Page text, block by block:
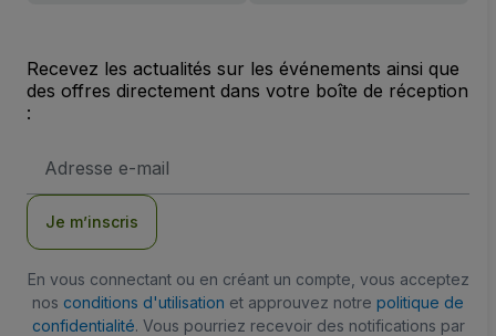
Recevez les actualités sur les événements ainsi que
des offres directement dans votre boîte de réception
:
e-
Je m’inscris
En vous connectant ou en créant un compte, vous acceptez
nos conditions d'utilisation et approuvez notre politique de
confidentialité. Vous pourriez recevoir des notifications par